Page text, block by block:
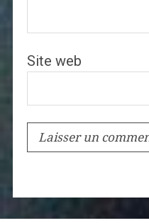
Site web